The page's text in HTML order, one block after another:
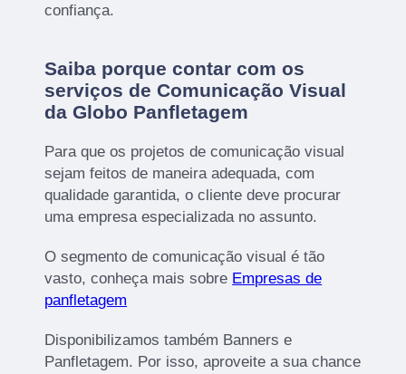
confiança.
Saiba porque contar com os
serviços de Comunicação Visual
da Globo Panfletagem
Para que os projetos de comunicação visual
sejam feitos de maneira adequada, com
qualidade garantida, o cliente deve procurar
uma empresa especializada no assunto.
O segmento de comunicação visual é tão
vasto, conheça mais sobre Empresas de
panfletagem
Disponibilizamos também Banners e
Panfletagem. Por isso, aproveite a sua chance